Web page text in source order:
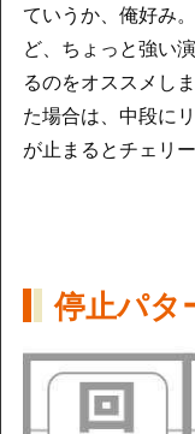
ていうか、俺好み
ど、ちょっと強い
るのをオススメし
た場合は、中段に
が止まるとチェリ
停止パ